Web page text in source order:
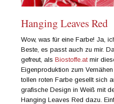
Hanging Leaves Red
Wow, was für eine Farbe! Ja,
Beste, es passt auch zu mir.
gefreut, alsBiostoffe.atmir
Eigenproduktion zum
tollen roten Farbe gesellt sich
grafische Design in Weiß mit
Hanging Leaves Red dazu.